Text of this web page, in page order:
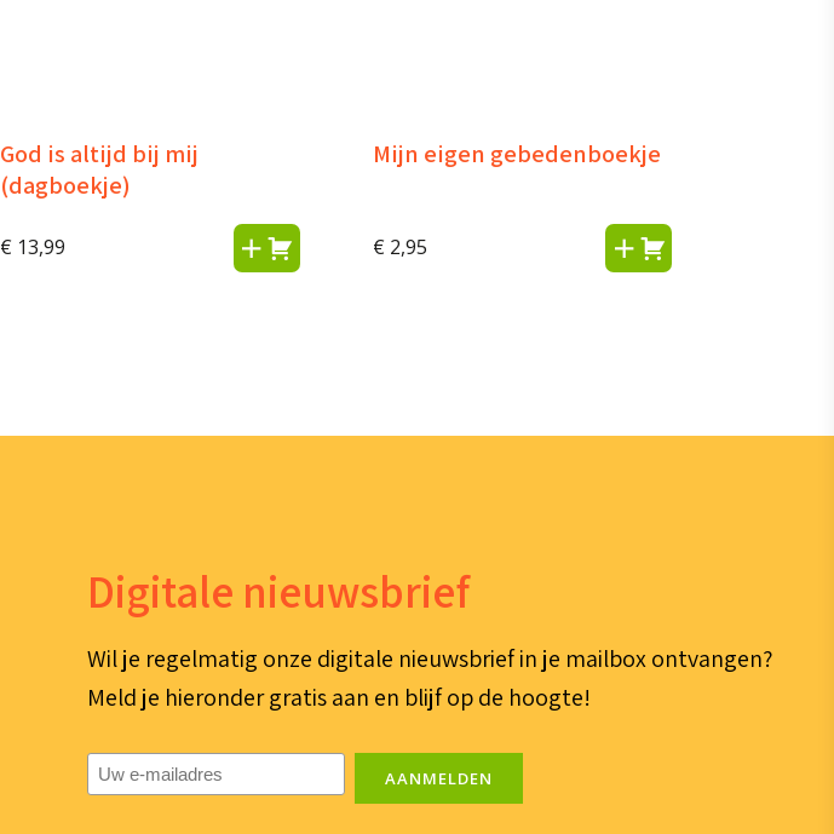
God is altijd bij mij
(dagboekje)
€ 13,99
Mijn eigen gebedenboekje
€ 2,95
Digitale nieuwsbrief
Wil je regelmatig onze digitale nieuwsbrief in je mailbox ontvangen?
Meld je hieronder gratis aan en blijf op de hoogte!
E-
mailadres(Vereist)
AANMELDEN